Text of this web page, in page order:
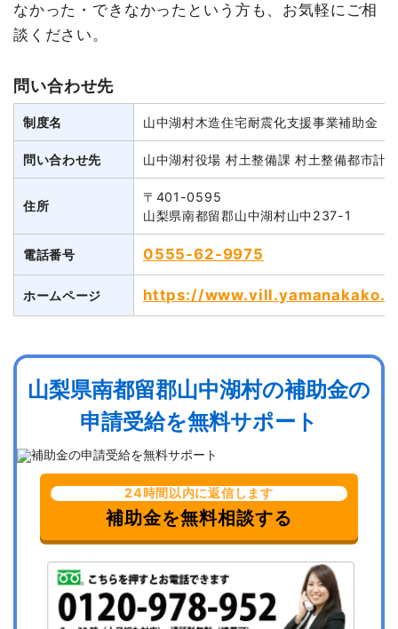
なかった・できなかったという方も、お気軽にご相
談ください。
問い合わせ先
制度名 山中湖村木造住宅耐震化支援事業補助金
問い合わせ先 山中湖村役場 村土整備課 村土整備都市計
住所
〒401-0595
山梨県南都留郡山中湖村山中237-1
電話番号 0555-62-9975
ホームページ https://
山梨県南都留郡山中湖村の補助金の
申請受給を無料サポート
24時間以内に返信します
補助金を無料相談する